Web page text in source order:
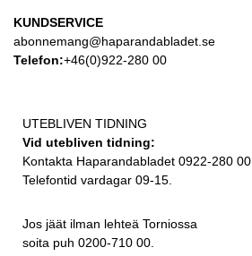
KUNDSERVICE
abonnemang@haparandabladet.se
Telefon:+46(0)922-280 00
UTEBLIVEN TIDNING
Vid utebliven tidning:
Kontakta Haparandabladet 0922-280 00.
Telefontid vardagar 09-15.
Jos jäät ilman lehteä Torniossa
soita puh 0200-710 00.